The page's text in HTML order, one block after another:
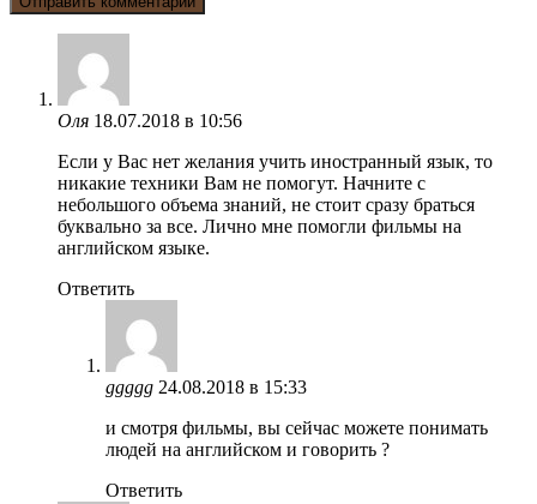
Оля 18.07.2018 в 10:56
Если у Вас нет желания учить иностранный язык, то
никакие техники Вам не помогут. Начните с
небольшого объема знаний, не стоит сразу браться
буквально за все. Лично мне помогли фильмы на
английском языке.
Ответить
ggggg 24.08.2018 в 15:33
и смотря фильмы, вы сейчас можете понимать
людей на английском и говорить ?
Ответить